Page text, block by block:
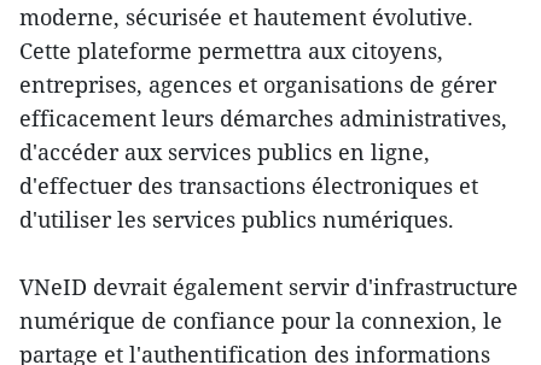
moderne, sécurisée et hautement évolutive.
Cette plateforme permettra aux citoyens,
entreprises, agences et organisations de gérer
efficacement leurs démarches administratives,
d'accéder aux services publics en ligne,
d'effectuer des transactions électroniques et
d'utiliser les services publics numériques.
VNeID devrait également servir d'infrastructure
numérique de confiance pour la connexion, le
partage et l'authentification des informations